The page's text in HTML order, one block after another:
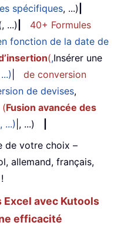
spécifiques, ...)
...)
40+ Formules
fonction de la date de
(,Insérer une
de conversion
de devises,
(Fusion avancée des
, ...) |, ...)
de votre choix –
allemand, français,
avec Kutools
efficacité